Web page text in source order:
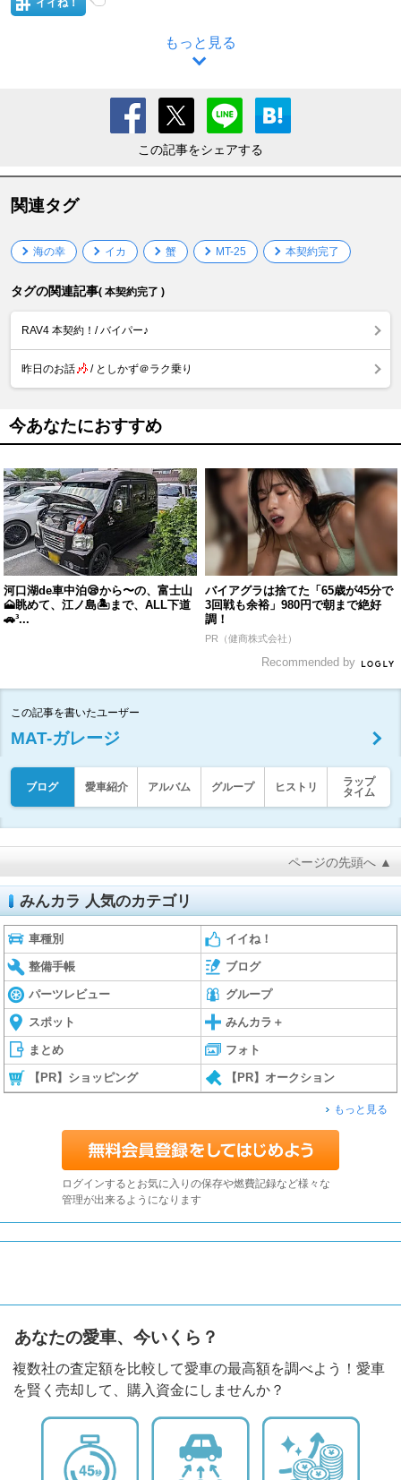
イイね！
もっと見る
この記事をシェアする
関連タグ
海の幸 イカ 蟹 MT-25 本契約完了
タグの関連記事( 本契約完了 )
RAV4 本契約！/ バイパー♪
昨日のお話 / としかず＠ラク乗り
今あなたにおすすめ
河口湖de車中泊😪から〜の、富士山
🗻眺めて、江ノ島🏝まで、ALL下道
🚗³...
バイアグラは捨てた「65歳が45分で
3回戦も余裕」980円で朝まで絶好
調！
PR（健商株式会社）
Recommended by
この記事を書いたユーザー
MAT-ガレージ
ブログ 愛車紹介 アルバム グループ ヒストリ
ラップ
タイム
ページの先頭へ ▲
みんカラ 人気のカテゴリ
車種別 イイね！
整備手帳 ブログ
パーツレビュー グループ
スポット みんカラ＋
まとめ フォト
【PR】ショッピング 【PR】オークション
もっと見る
ログインするとお気に入りの保存や燃費記録など様々な
管理が出来るようになります
あなたの愛車、今いくら？
複数社の査定額を比較して愛車の最高額を調べよう！愛車
を賢く売却して、購入資金にしませんか？